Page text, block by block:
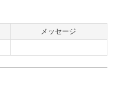
メッセージ